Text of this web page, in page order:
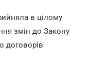
в цілому
змін до Закону
договорів